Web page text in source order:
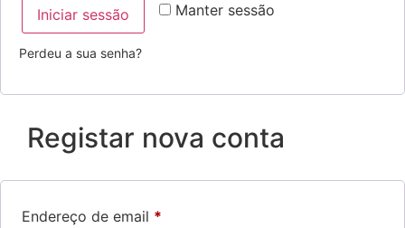
Manter sessão
Iniciar sessão
Perdeu a sua senha?
Registar nova conta
Endereço de email *